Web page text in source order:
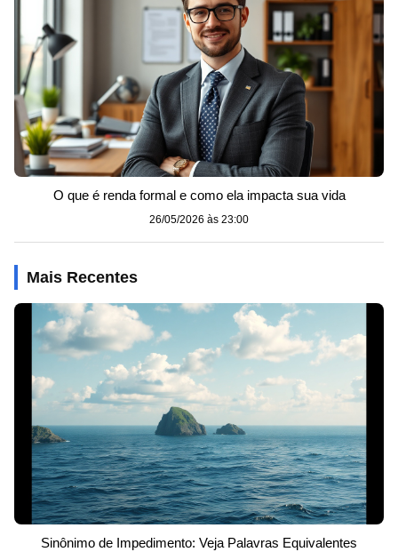
O que é renda formal e como ela impacta sua vida
26/05/2026 às 23:00
Mais Recentes
Sinônimo de Impedimento: Veja Palavras Equivalentes